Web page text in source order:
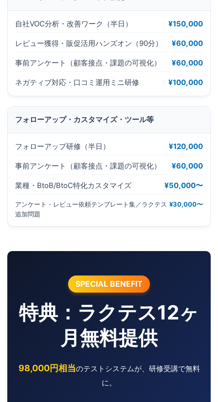
自社VOC分析・改善ワーク（半日） ¥150,000
レビュー獲得・販促活用ハンズオン（90分） ¥60,000
事前アンケート（顧客接点・課題の可視化） ¥60,000
ネガティブ対応・口コミ運用ミニ研修 ¥100,000
フォローアップ・カスタマイズ・ツール等
フォローアップ研修（半日） ¥120,000
事前アンケート（顧客接点・課題の可視化） ¥60,000
業種・BtoB/BtoC特化カスタマイズ ¥50,000〜
アンケート・レビュー依頼テンプレート集／ラクテス
追加問題
¥30,000〜
SPECIAL BENEFIT
特典：ラクテス12ヶ
月無料提供
98,000円相当のテストシステムが、研修受講で無料
に。